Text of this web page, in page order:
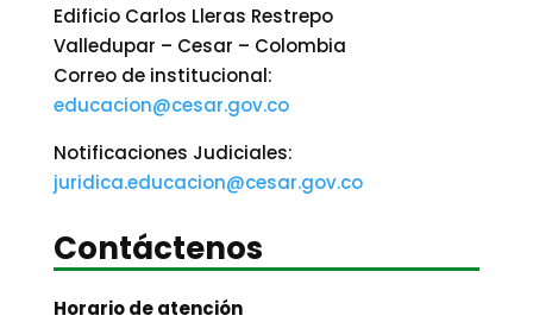
Edificio Carlos Lleras Restrepo
Valledupar – Cesar – Colombia
Correo de institucional:
educacion@cesar.gov.co
Notificaciones Judiciales:
juridica.educacion@cesar.gov.co
Contáctenos
Horario de atención